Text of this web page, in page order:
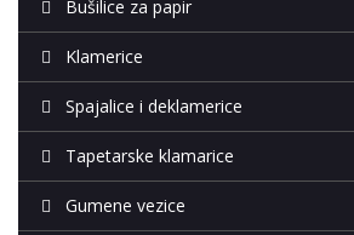
Bušilice za papir
Klamerice
Spajalice i deklamerice
Tapetarske klamarice
Gumene vezice